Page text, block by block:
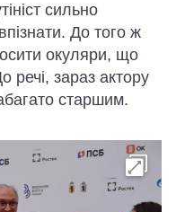
сильно
До того ж
окуляри, що
речі, зараз актору
старшим.